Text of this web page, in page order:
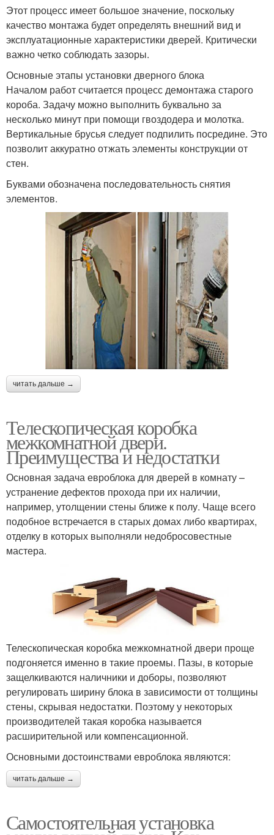
Этот процесс имеет большое значение, поскольку
качество монтажа будет определять внешний вид и
эксплуатационные характеристики дверей. Критически
важно четко соблюдать зазоры.
Основные этапы установки дверного блока
Началом работ считается процесс демонтажа старого
короба. Задачу можно выполнить буквально за
несколько минут при помощи гвоздодера и молотка.
Вертикальные брусья следует подпилить посредине. Это
позволит аккуратно отжать элементы конструкции от
стен.
Буквами обозначена последовательность снятия
элементов.
читать дальше →
Телескопическая коробка
межкомнатной двери.
Преимущества и недостатки
Основная задача евроблока для дверей в комнату –
устранение дефектов прохода при их наличии,
например, утолщении стены ближе к полу. Чаще всего
подобное встречается в старых домах либо квартирах,
отделку в которых выполняли недобросовестные
мастера.
Телескопическая коробка межкомнатной двери проще
подгоняется именно в такие проемы. Пазы, в которые
защелкиваются наличники и доборы, позволяют
регулировать ширину блока в зависимости от толщины
стены, скрывая недостатки. Поэтому у некоторых
производителей такая коробка называется
расширительной или компенсационной.
Основными достоинствами евроблока являются:
читать дальше →
Самостоятельная установка